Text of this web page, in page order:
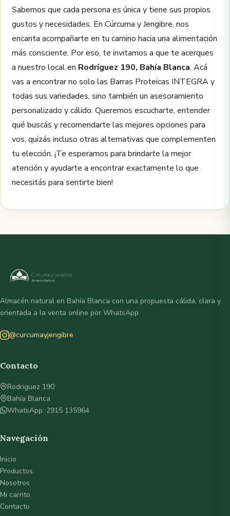
Sabemos que cada persona es única y tiene sus propios
gustos y necesidades. En Cúrcuma y Jengibre, nos
encanta acompañarte en tu camino hacia una alimentación
más consciente. Por eso, te invitamos a que te acerques
a nuestro local en Rodríguez 190, Bahía Blanca. Acá
vas a encontrar no solo las Barras Proteicas INTEGRA y
todas sus variedades, sino también un asesoramiento
personalizado y cálido. Queremos escucharte, entender
qué buscás y recomendarte las mejores opciones para
vos, quizás incluso otras alternativas que complementen
tu elección. ¡Te esperamos para brindarte la mejor
atención y ayudarte a encontrar exactamente lo que
necesitás para sentirte bien!
Almacén natural en Bahía Blanca con una propuesta cálida, clara y
orientada a la venta online por WhatsApp.
@curcumayjengibre
Contacto
Rodriguez 190
Bahía Blanca
WhatsApp: 2915 135964
Navegación
Inicio
Productos
Nosotros
Mi carrito
Contacto